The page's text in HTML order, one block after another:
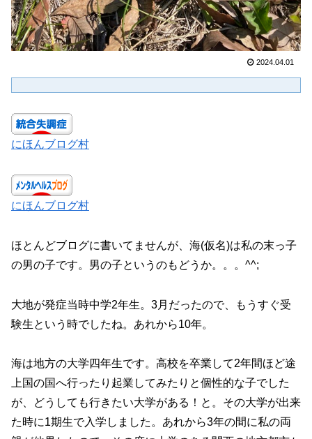
2024.04.01
にほんブログ村
にほんブログ村
ほとんどブログに書いてませんが、海(仮名)は私の末っ子
の男の子です。男の子というのもどうか。。。^^;
大地が発症当時中学2年生。3月だったので、もうすぐ受
験生という時でしたね。あれから10年。
海は地方の大学四年生です。高校を卒業して2年間ほど途
上国の国へ行ったり起業してみたりと個性的な子でした
が、どうしても行きたい大学がある！と。その大学が出来
た時に1期生で入学しました。あれから3年の間に私の両